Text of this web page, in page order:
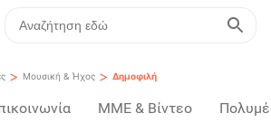
> Μουσική & Ήχος > Δημοφιλή
ΜΜΕ & Βίντεο